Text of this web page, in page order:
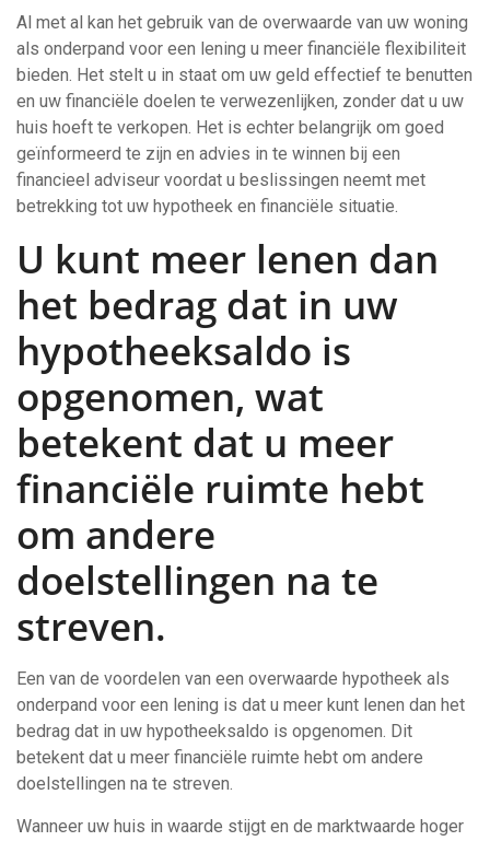
Al met al kan het gebruik van de overwaarde van uw woning
als onderpand voor een lening u meer financiële flexibiliteit
bieden. Het stelt u in staat om uw geld effectief te benutten
en uw financiële doelen te verwezenlijken, zonder dat u uw
huis hoeft te verkopen. Het is echter belangrijk om goed
geïnformeerd te zijn en advies in te winnen bij een
financieel adviseur voordat u beslissingen neemt met
betrekking tot uw hypotheek en financiële situatie.
U kunt meer lenen dan
het bedrag dat in uw
hypotheeksaldo is
opgenomen, wat
betekent dat u meer
financiële ruimte hebt
om andere
doelstellingen na te
streven.
Een van de voordelen van een overwaarde hypotheek als
onderpand voor een lening is dat u meer kunt lenen dan het
bedrag dat in uw hypotheeksaldo is opgenomen. Dit
betekent dat u meer financiële ruimte hebt om andere
doelstellingen na te streven.
Wanneer uw huis in waarde stijgt en de marktwaarde hoger